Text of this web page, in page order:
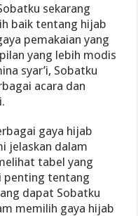
sekarang
baik tentang hijab
pemakaian yang
yang lebih modis
syar’i, Sobatku
acara dan
gaya hijab
jelaskan dalam
tabel yang
penting tentang
dapat Sobatku
memilih gaya hijab